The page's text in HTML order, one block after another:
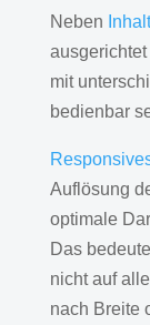
Neben
mit
bedienbar
Auflösung
optimale
Das
nicht auf
nach Breite